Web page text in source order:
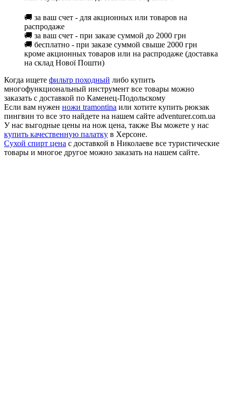
🚚 за ваш счет - для акционных или товаров на
распродаже
🚚 за ваш счет - при заказе суммой до 2000 грн
🚚 бесплатно - при заказе суммой свыше 2000 грн
кроме акционных товаров или на распродаже (доставка
на склад Нової Пошти)
Когда ищете фильтр походный либо купить
многофункциональный инструмент все товары можно
заказать с доставкой по Каменец-Подольскому
Если вам нужен ножи tramontina или хотите купить рюкзак
пингвин то все это найдете на нашем сайте adventurer.com.ua
У нас выгодные цены на нож цена, также Вы можете у нас
купить качественную палатку в Херсоне.
Сухой спирт цена с доставкой в Николаеве все туристические
товары и многое другое можно заказать на нашем сайте.